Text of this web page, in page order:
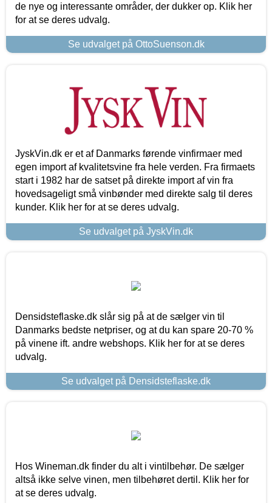
de nye og interessante områder, der dukker op. Klik her
for at se deres udvalg.
Se udvalget på OttoSuenson.dk
JyskVin.dk er et af Danmarks førende vinfirmaer med
egen import af kvalitetsvine fra hele verden. Fra firmaets
start i 1982 har de satset på direkte import af vin fra
hovedsageligt små vinbønder med direkte salg til deres
kunder. Klik her for at se deres udvalg.
Se udvalget på JyskVin.dk
Densidsteflaske.dk slår sig på at de sælger vin til
Danmarks bedste netpriser, og at du kan spare 20-70 %
på vinene ift. andre webshops. Klik her for at se deres
udvalg.
Se udvalget på Densidsteflaske.dk
Hos Wineman.dk finder du alt i vintilbehør. De sælger
altså ikke selve vinen, men tilbehøret dertil. Klik her for
at se deres udvalg.